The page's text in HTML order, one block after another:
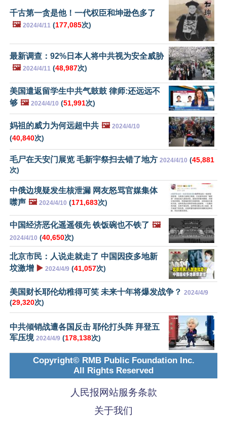
千古第一贪是他！一代权臣和坤逊色多了
🖼️ 2024/4/11 (177,085次)
最新调查：92%日本人将中共视为安全威胁
🖼️ 2024/4/11 (48,987次)
美国遣返留学生中共气鼓鼓 律师:还远远不
够 🖼️ 2024/4/10 (51,991次)
妈祖的威力为何远超中共 🖼️ 2024/4/10
(40,840次)
毛尸在天安门展览 毛新宇祭扫去错了地方 2024/4/10 (45,881
次)
中俄边境疑发生核泄漏 网友怒骂官媒集体
噤声 🖼️ 2024/4/10 (171,683次)
中国经济恶化遥遥领先 铁饭碗也不铁了 🖼️
2024/4/10 (40,650次)
北京市民：人说走就走了 中国因疫多地新
坟激增 ▶️ 2024/4/9 (41,057次)
美国财长耶伦幼稚得可笑 未来十年将爆发战争？ 2024/4/9
(29,320次)
中共倾销战遭各国反击 耶伦打头阵 拜登五
军压境 2024/4/9 (178,138次)
Copyright© RMB Public Foundation Inc.
All Rights Reserved
人民报网站服务条款
关于我们